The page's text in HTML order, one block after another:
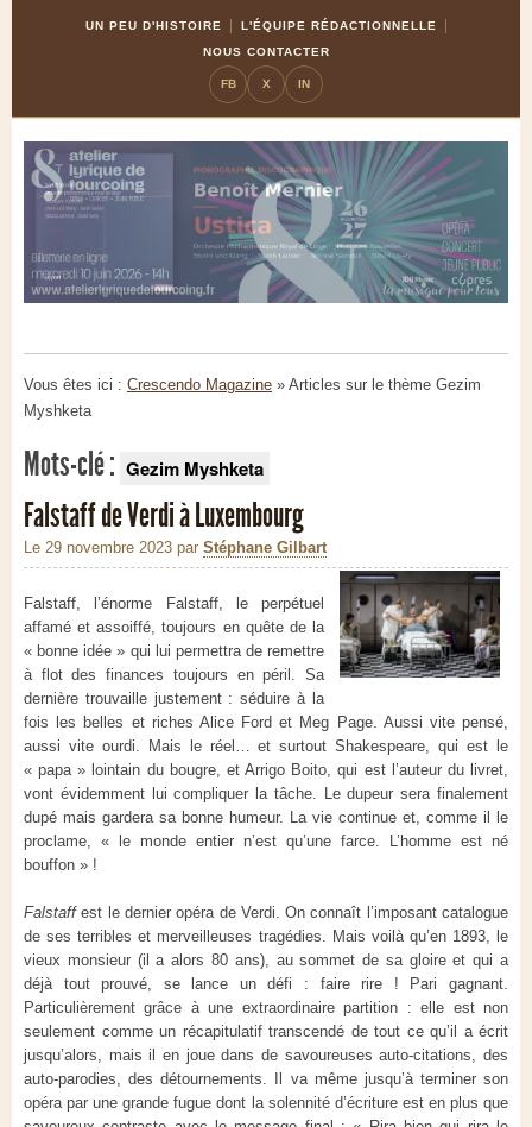
UN PEU D'HISTOIRE
L'ÉQUIPE RÉDACTIONNELLE
NOUS CONTACTER
FB X IN
Vous êtes ici : Crescendo Magazine » Articles sur le thème Gezim
Myshketa
Mots-clé : Gezim Myshketa
Falstaff de Verdi à Luxembourg
Le 29 novembre 2023 par Stéphane Gilbart
Falstaff, l’énorme Falstaff, le perpétuel
affamé et assoiffé, toujours en quête de la
« bonne idée » qui lui permettra de remettre
à flot des finances toujours en péril. Sa
dernière trouvaille justement : séduire à la
fois les belles et riches Alice Ford et Meg Page. Aussi vite pensé,
aussi vite ourdi. Mais le réel… et surtout Shakespeare, qui est le
« papa » lointain du bougre, et Arrigo Boito, qui est l’auteur du livret,
vont évidemment lui compliquer la tâche. Le dupeur sera finalement
dupé mais gardera sa bonne humeur. La vie continue et, comme il le
proclame, « le monde entier n’est qu’une farce. L’homme est né
bouffon » !
Falstaffest le dernier opéra de Verdi. On connaît l’imposant catalogue
de ses terribles et merveilleuses tragédies. Mais voilà qu’en 1893, le
vieux monsieur (il a alors 80 ans), au sommet de sa gloire et qui a
déjà tout prouvé, se lance un défi : faire rire ! Pari gagnant.
Particulièrement grâce à une extraordinaire partition : elle est non
seulement comme un récapitulatif transcendé de tout ce qu’il a écrit
jusqu’alors, mais il en joue dans de savoureuses auto-citations, des
auto-parodies, des détournements. Il va même jusqu’à terminer son
opéra par une grande fugue dont la solennité d’écriture est en plus que